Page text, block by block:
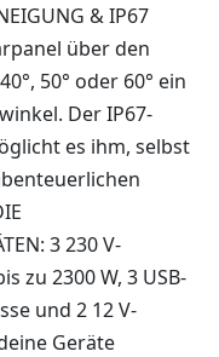
& IP67
über den
50° oder 60° ein
Der IP67-
es ihm, selbst
3 230 V-
zu 2300 W, 3 USB-
und 2 12 V-
Geräte